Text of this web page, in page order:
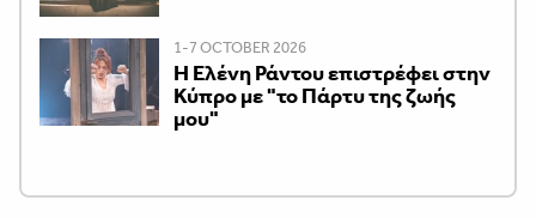
1-7 OCTOBER 2026
H Ελένη Ράντου επιστρέφει στην
Κύπρο με "το Πάρτυ της ζωής
μου"